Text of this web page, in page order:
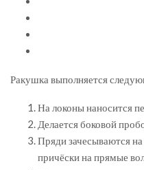
Ракушка выполняется
На локоны наносится
Делается боковой
Пряди зачесываются
причёски на прямые